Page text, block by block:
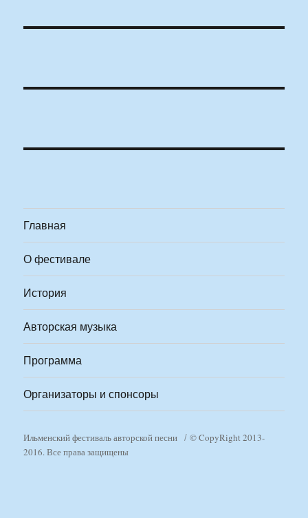
Главная
О фестивале
История
Авторская музыка
Программа
Организаторы и спонсоры
Ильменский фестиваль авторской песни
© CopyRight 2013-
2016. Все права защищены